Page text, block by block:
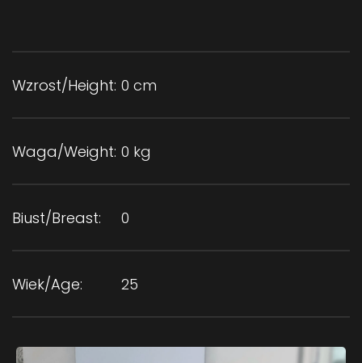
Wzrost/Height: 0 cm
Waga/Weight: 0 kg
Biust/Breast: 0
Wiek/Age: 25